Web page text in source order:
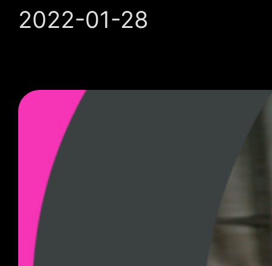
2022-01-28